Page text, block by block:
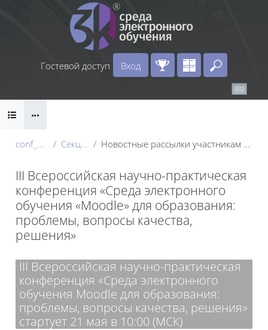
Перейти к основному содержанию
Гостевой доступ
Вход
RU
Блоки
conf_2024 Секция 1 Новостные рассылки участникам конференции
III Всероссийская научно-практическая
конференция «Среда электронного
обучения «Moodle» для образования:
проблемы, вопросы качества,
решения»
Блоки
III Всероссийская научно-практическая
конференция «Среда электронного
обучения Moodle для образования:
проблемы, вопросы качества, решения»
стартует 21 мая в 10:00 (МСК)